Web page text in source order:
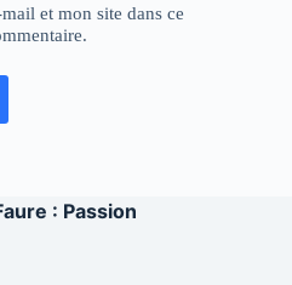
et mon site dans ce
: Passion